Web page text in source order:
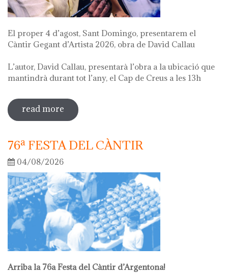
El proper 4 d’agost, Sant Domingo, presentarem el
Càntir Gegant d’Artista 2026, obra de David Callau
L’autor, David Callau, presentarà l’obra a la ubicació que
mantindrà durant tot l’any, el Cap de Creus a les 13h
read more sobre presentació càntir gegant
d'artista
76ª FESTA DEL CÀNTIR
04/08/2026
Arriba la 76a Festa del Càntir d’Argentona!